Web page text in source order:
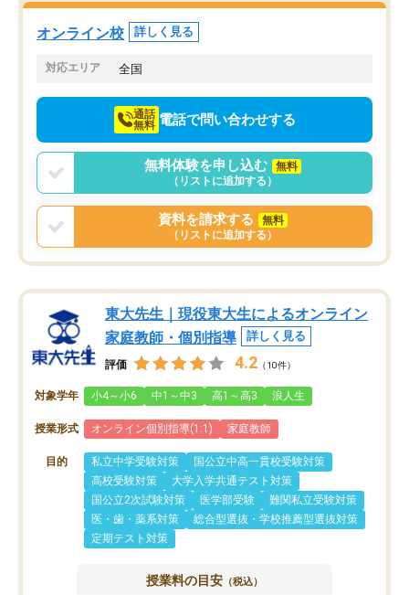
塾を受けています。狙い通り、少しず
つ成績も上がり、苦手意識も無くなっ
てきたので、さらに苦手な数学も追加
でお願いしました。来年の高校受験に
オンライン校 詳しく見る
対応エリア 全国
通話
無料 電話で問い合わせする
無料体験を申し込む
無料
（リストに追加する）
資料を請求する
無料
（リストに追加する）
東大先生｜現役東大生によるオンライン
家庭教師・個別指導
詳しく見る
評価 4.2 （10件）
対象学年 小4～小6 中1～中3 高1～高3 浪人生
授業形式 オンライン個別指導(1:1) 家庭教師
目的 私立中学受験対策
国公立中高一貫校受験対策
高校受験対策
大学入学共通テスト対策
国公立2次試験対策
医学部受験
難関私立受験対策
医・歯・薬系対策
総合型選抜・学校推薦型選抜対策
定期テスト対策
授業料の目安 （税込）